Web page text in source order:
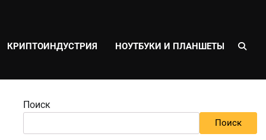
КРИПТОИНДУСТРИЯ НОУТБУКИ И ПЛАНШЕТЫ
Поиск
Поиск